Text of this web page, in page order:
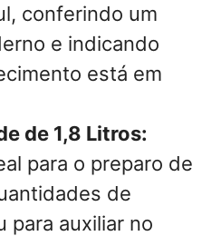
conferindo um
e indicando
está em
de 1,8 Litros:
para o preparo de
de
para auxiliar no